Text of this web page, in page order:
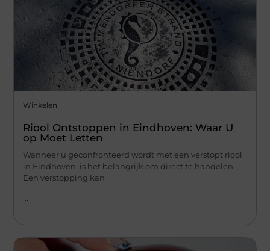
Winkelen
Riool Ontstoppen in Eindhoven: Waar U
op Moet Letten
Wanneer u geconfronteerd wordt met een verstopt riool
in Eindhoven, is het belangrijk om direct te handelen.
Een verstopping kan